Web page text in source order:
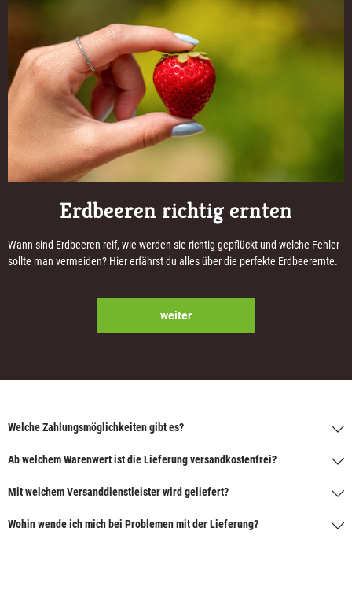
Erdbeeren richtig ernten
Wann sind Erdbeeren reif, wie werden sie richtig gepflückt und welche Fehler
sollte man vermeiden? Hier erfährst du alles über die perfekte Erdbeerernte.
weiter
Welche Zahlungsmöglichkeiten gibt es?
Ab welchem Warenwert ist die Lieferung versandkostenfrei?
Mit welchem Versanddienstleister wird geliefert?
Wohin wende ich mich bei Problemen mit der Lieferung?